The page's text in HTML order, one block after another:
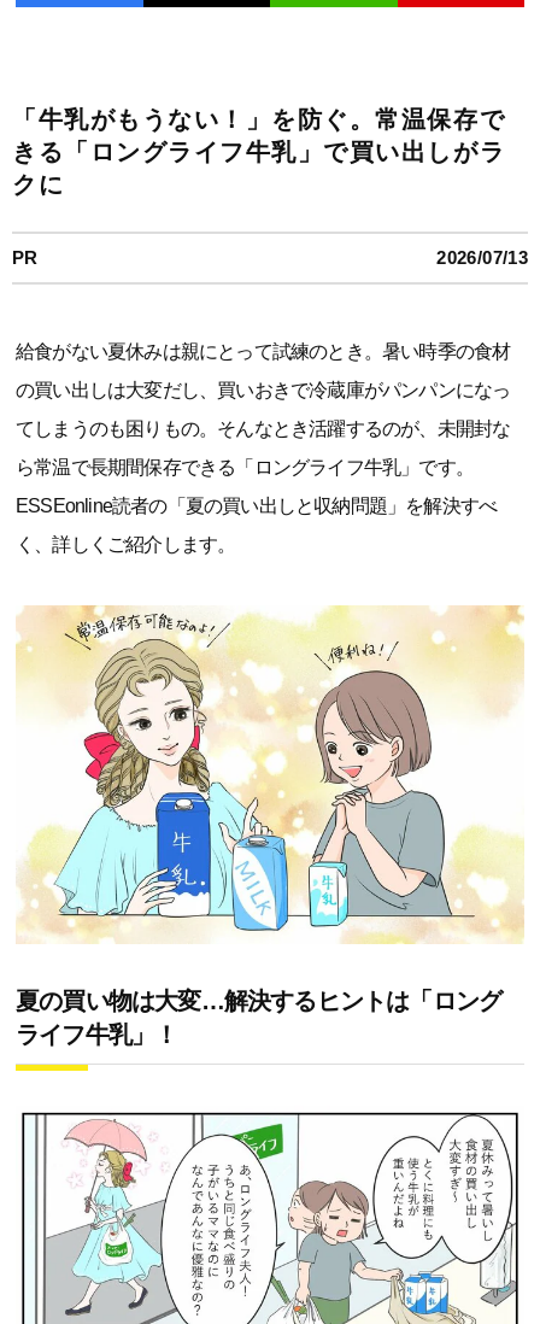
「牛乳がもうない！」を防ぐ。常温保存で
きる「ロングライフ牛乳」で買い出しがラ
クに
PR 2026/07/13
給食がない夏休みは親にとって試練のとき。暑い時季の食材
の買い出しは大変だし、買いおきで冷蔵庫がパンパンになっ
てしまうのも困りもの。そんなとき活躍するのが、未開封な
ら常温で長期間保存できる「ロングライフ牛乳」です。
ESSEonline読者の「夏の買い出しと収納問題」を解決すべ
く、詳しくご紹介します。
夏の買い物は大変…解決するヒントは「ロング
ライフ牛乳」！